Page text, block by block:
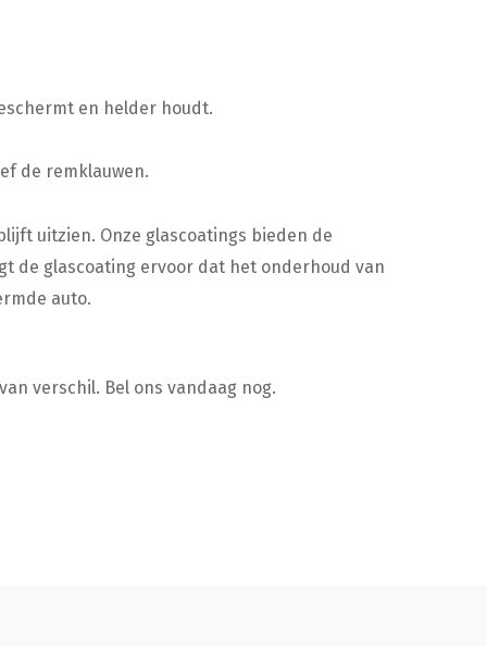
en helder houdt.
de remklauwen.
uitzien. Onze glascoatings bieden de
de glascoating ervoor dat het onderhoud van
auto.
verschil. Bel ons vandaag nog.